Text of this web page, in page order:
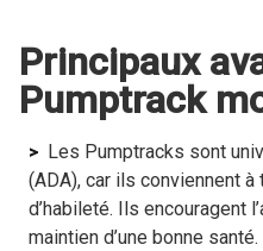
Principaux
Pumptrack
Les Pumptracks sont
(ADA), car ils conviennent
d’habileté. Ils encouragent
maintien d’une bonne santé.